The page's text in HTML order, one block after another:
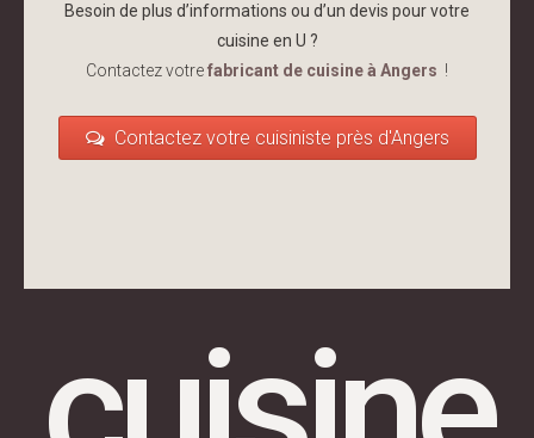
Besoin de plus d’informations ou d’un devis pour votre
cuisine en U ?
Contactez votrefabricant de cuisine à Angers !
Contactez votre cuisiniste près d'Angers